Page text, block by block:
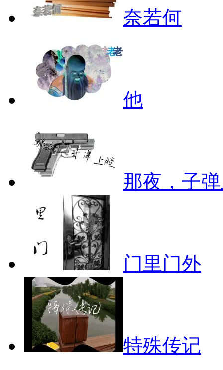
奈若何
他
那夜，子
门里门外
特殊传记